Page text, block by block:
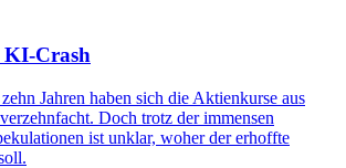
KI-Crash
Jahren haben sich die Aktienkurse aus
Doch trotz der immensen
ist unklar, woher der erhoffte